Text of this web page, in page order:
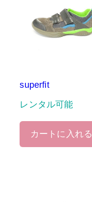
superfit
レンタル可能
カートに入れる